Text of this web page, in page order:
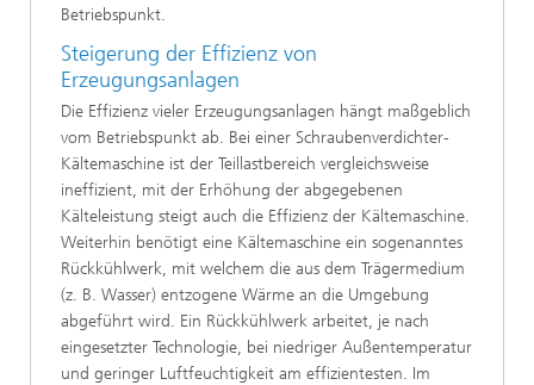
Betriebspunkt.
Steigerung der Effizienz von
Erzeugungsanlagen
Die Effizienz vieler Erzeugungsanlagen hängt maßgeblich
vom Betriebspunkt ab. Bei einer Schraubenverdichter-
Kältemaschine ist der Teillastbereich vergleichsweise
ineffizient, mit der Erhöhung der abgegebenen
Kälteleistung steigt auch die Effizienz der Kältemaschine.
Weiterhin benötigt eine Kältemaschine ein sogenanntes
Rückkühlwerk, mit welchem die aus dem Trägermedium
(z. B. Wasser) entzogene Wärme an die Umgebung
abgeführt wird. Ein Rückkühlwerk arbeitet, je nach
eingesetzter Technologie, bei niedriger Außentemperatur
und geringer Luftfeuchtigkeit am effizientesten. Im